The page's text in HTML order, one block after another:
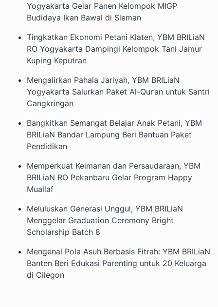
Yogyakarta Gelar Panen Kelompok MIGP
Budidaya Ikan Bawal di Sleman
Tingkatkan Ekonomi Petani Klaten, YBM BRILiaN
RO Yogyakarta Dampingi Kelompok Tani Jamur
Kuping Keputran
Mengalirkan Pahala Jariyah, YBM BRILiaN
Yogyakarta Salurkan Paket Al-Qur’an untuk Santri
Cangkringan
Bangkitkan Semangat Belajar Anak Petani, YBM
BRILiaN Bandar Lampung Beri Bantuan Paket
Pendidikan
Memperkuat Keimanan dan Persaudaraan, YBM
BRILiaN RO Pekanbaru Gelar Program Happy
Muallaf
Meluluskan Generasi Unggul, YBM BRILiaN
Menggelar Graduation Ceremony Bright
Scholarship Batch 8
Mengenal Pola Asuh Berbasis Fitrah: YBM BRILiaN
Banten Beri Edukasi Parenting untuk 20 Keluarga
di Cilegon